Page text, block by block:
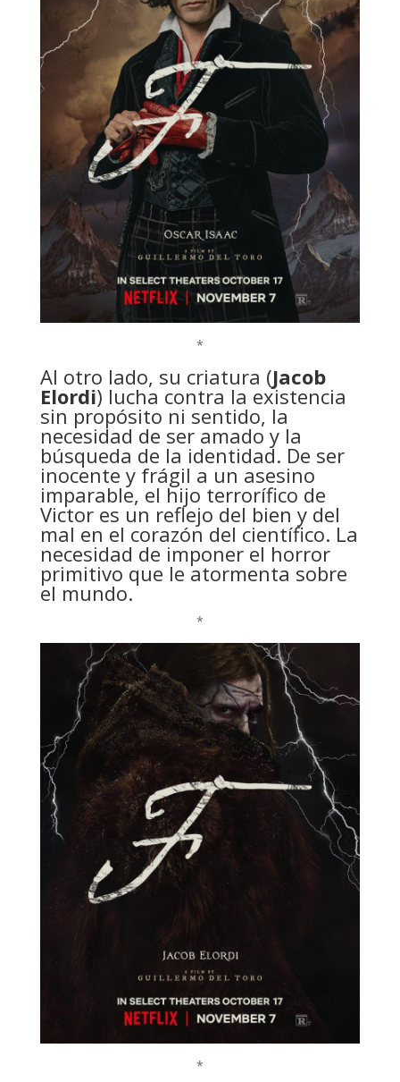
*
Al otro lado, su criatura (Jacob
Elordi) lucha contra la existencia
sin propósito ni sentido, la
necesidad de ser amado y la
búsqueda de la identidad. De ser
inocente y frágil a un asesino
imparable, el hijo terrorífico de
Victor es un reflejo del bien y del
mal en el corazón del científico. La
necesidad de imponer el horror
primitivo que le atormenta sobre
el mundo.
*
*